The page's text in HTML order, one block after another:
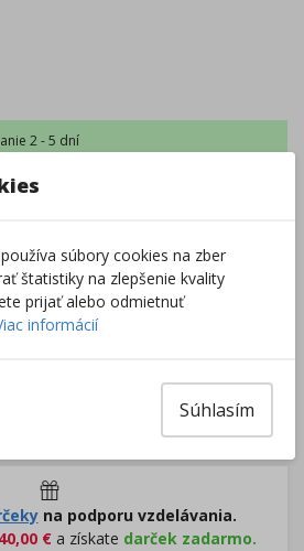
2 - 5 dní
v predajniach
Do košíka
na podporu vzdelávania.
40,00 € a získate darček zadarmo.
súbory cookies na zber
štatistiky na zlepšenie kvality
prijať alebo odmietnuť
informácií
Súhlasím